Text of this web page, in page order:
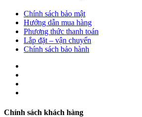
Chính sách bảo mật
Hướng dẫn mua hàng
Phương thức thanh toán
Lắp đặt – vận chuyển
Chính sách bảo hành
Chính sách khách hàng